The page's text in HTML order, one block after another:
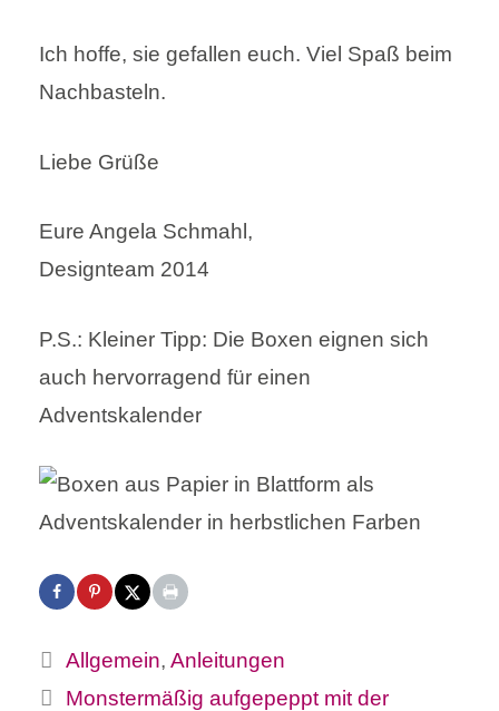
Ich hoffe, sie gefallen euch. Viel Spaß beim
Nachbasteln.
Liebe Grüße
Eure Angela Schmahl,
Designteam 2014
P.S.: Kleiner Tipp: Die Boxen eignen sich
auch hervorragend für einen
Adventskalender
Kategorien
Allgemein,Anleitungen
Monstermäßig aufgepeppt mit der